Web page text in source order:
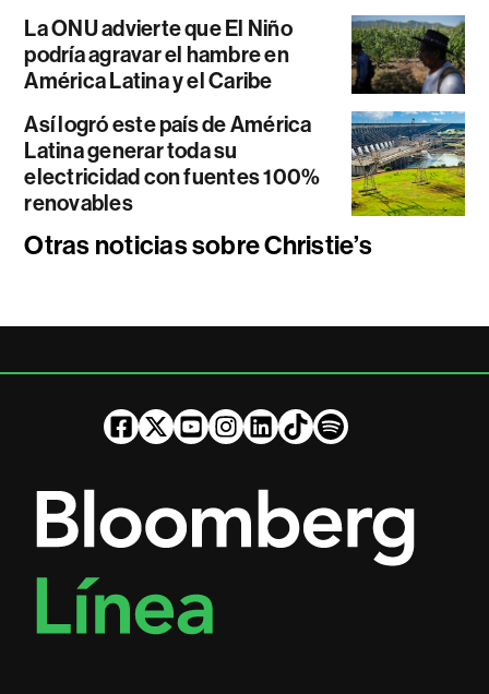
La ONU advierte que El Niño
podría agravar el hambre en
América Latina y el Caribe
Así logró este país de América
Latina generar toda su
electricidad con fuentes 100%
renovables
Otras noticias sobre Christie’s